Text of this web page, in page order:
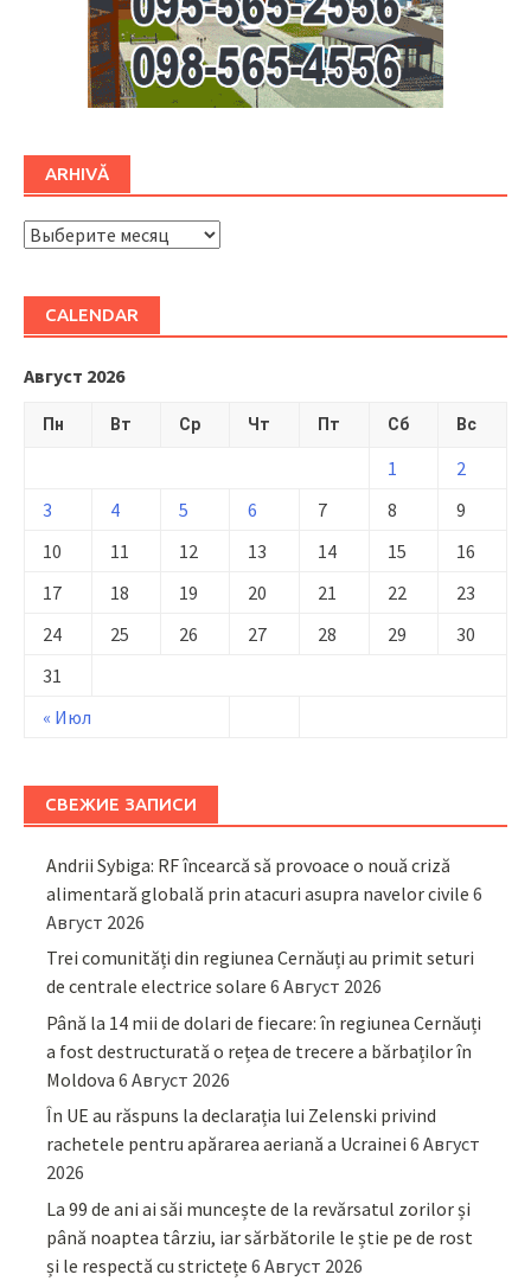
ARHIVĂ
ARHIVĂ
CALENDAR
Август 2026
Пн Вт Ср Чт Пт Сб Вс
« Июл
1
2
3
4 5 6 7 8
9
10
11 12 13 14 15
16
17
18 19 20 21 22
23
24
25 26 27 28 29
30
31
СВЕЖИЕ ЗАПИСИ
Andrii Sybiga: RF încearcă să provoace o nouă criză
alimentară globală prin atacuri asupra navelor civile 6
Август 2026
Trei comunități din regiunea Cernăuți au primit seturi
de centrale electrice solare 6 Август 2026
Până la 14 mii de dolari de fiecare: în regiunea Cernăuți
a fost destructurată o rețea de trecere a bărbaților în
Moldova 6 Август 2026
În UE au răspuns la declarația lui Zelenski privind
rachetele pentru apărarea aeriană a Ucrainei 6 Август
2026
La 99 de ani ai săi muncește de la revărsatul zorilor și
până noaptea târziu, iar sărbătorile le știe pe de rost
și le respectă cu strictețe 6 Август 2026